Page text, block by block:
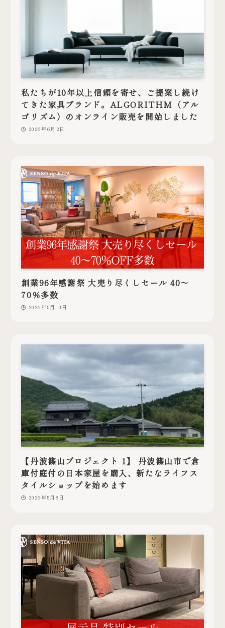
私たちが10年以上信頼を寄せ、ご提案し続け
てきた家具ブランド。ALGORITHM（アル
ゴリズム）のオンライン販売を開始しました
2026年6月2日
創業96年感謝祭 大売り尽くしセール 40～
70％多数
2026年5月13日
【丹波篠山プロジェクト 1】 丹波篠山市で倉
庫付庭付の日本家屋を購入、新たなライフス
タイルショップを始めます
2026年5月8日